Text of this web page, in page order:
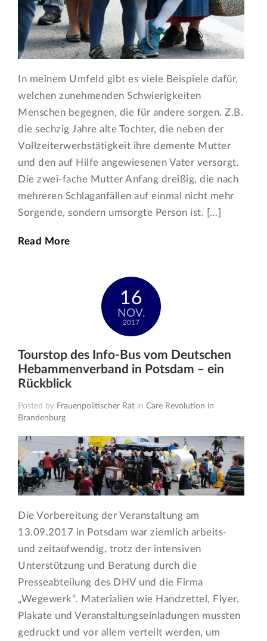
In meinem Umfeld gibt es viele Beispiele dafür,
welchen zunehmenden Schwierigkeiten
Menschen begegnen, die für andere sorgen. Z.B.
die sechzig Jahre alte Tochter, die neben der
Vollzeiterwerbstätigkeit ihre demente Mutter
und den auf Hilfe angewiesenen Vater versorgt.
Die zwei-fache Mutter Anfang dreißig, die nach
mehreren Schlaganfällen auf einmal nicht mehr
Sorgende, sondern umsorgte Person ist. […]
Read More
16
NOV.
2017
Tourstop des Info-Bus vom Deutschen
Hebammenverband in Potsdam – ein
Rückblick
Posted by Frauenpolitischer Rat inCare Revolution in
Brandenburg
Die Vorbereitung der Veranstaltung am
13.09.2017 in Potsdam war ziemlich arbeits-
und zeitaufwendig, trotz der intensiven
Unterstützung und Beratung durch die
Presseabteilung des DHV und die Firma
„Wegewerk“. Materialien wie Handzettel, Flyer,
Plakate und Veranstaltungseinladungen mussten
gedruckt und vor allem verteilt werden, um